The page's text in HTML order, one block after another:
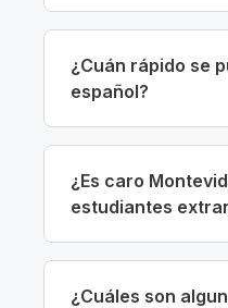
¿Cuán rápido se
español?
¿Es caro
estudiantes
¿Cuáles son